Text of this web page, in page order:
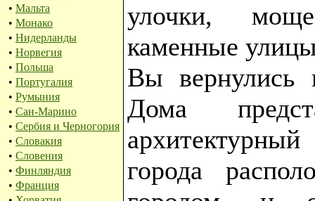
• Мальта
• Монако
• Нидерланды
• Норвегия
• Польша
• Португалия
• Румыния
• Сан-Марино
• Сербия и Черногория
• Словакия
• Словения
• Финляндия
• Франция
улочки,
каменные
Вы вернулись
Дома
города